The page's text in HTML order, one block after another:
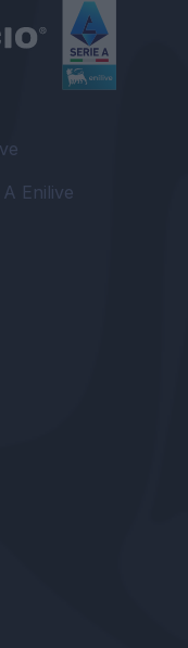
Enilive